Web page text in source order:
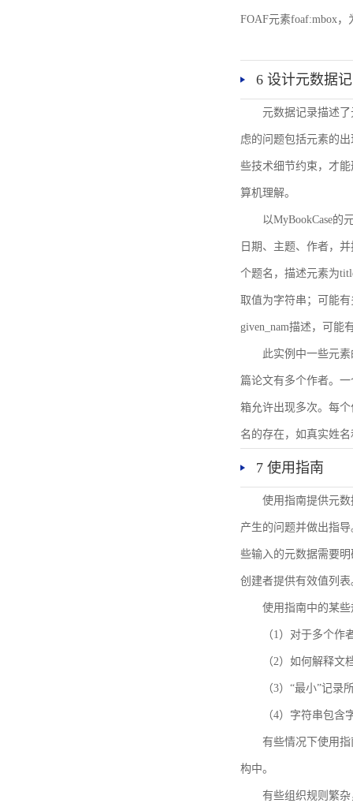
FOAF元素foaf:mbox，
6 设计元数据
元数据记录描述
虑的问题包括元素的
些技术细节约束，才
算机理解。
以MyBookCase的
日期、主题、作者，
个题名，描述元素为
取值为字符串；可能
given_nam描述，可能
此实例中一些元
篇论文有多个作者。
箱允许出现多次。每
名的存在，如真实姓
7 使用指南
使用指南提供元
产生的问题并做出指
些输入的元数据需要
创建者提供有效值列表
使用指南中的某
（1）对于多个作
（2）如何解释文
（3）“最小”记录
（4）字符串包含
有些情况下使用
构中。
有些组织规则繁